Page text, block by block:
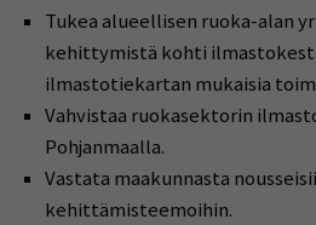
Tukea alueellisen ruoka-alan
kehittymistä kohti
ilmastotiekartan mukaisia
Vahvistaa ruokasektorin
Pohjanmaalla.
Vastata maakunnasta
kehittämisteemoihin.